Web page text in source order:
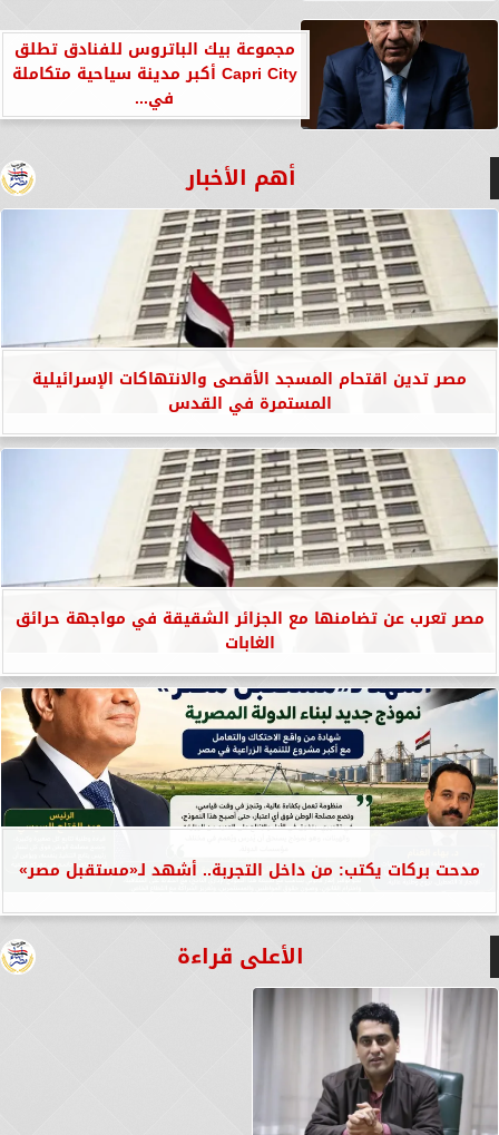
مجموعة بيك الباتروس للفنادق تطلق
Capri City أكبر مدينة سياحية متكاملة
في...
أهم الأخبار
مصر تدين اقتحام المسجد الأقصى والانتهاكات الإسرائيلية
المستمرة في القدس
مصر تعرب عن تضامنها مع الجزائر الشقيقة في مواجهة حرائق
الغابات
مدحت بركات يكتب: من داخل التجربة.. أشهد لـ«مستقبل مصر»
الأعلى قراءة